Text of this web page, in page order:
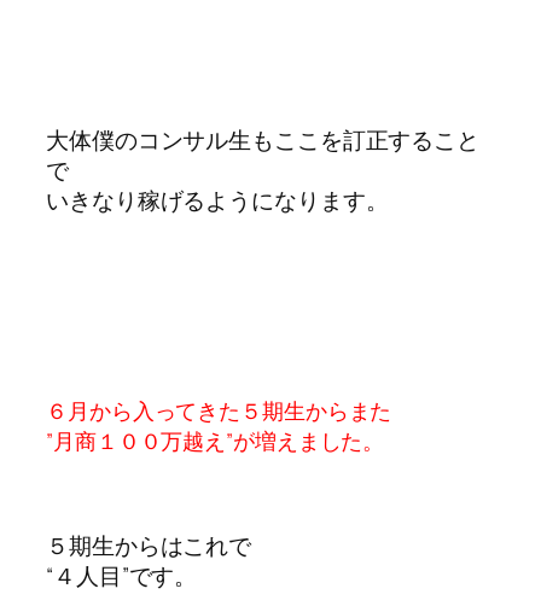
大体僕のコンサル生もここを訂正すること
で
いきなり稼げるようになります。
６月から入ってきた５期生からまた
”月商１００万越え”が増えました。
５期生からはこれで
“４人目”です。